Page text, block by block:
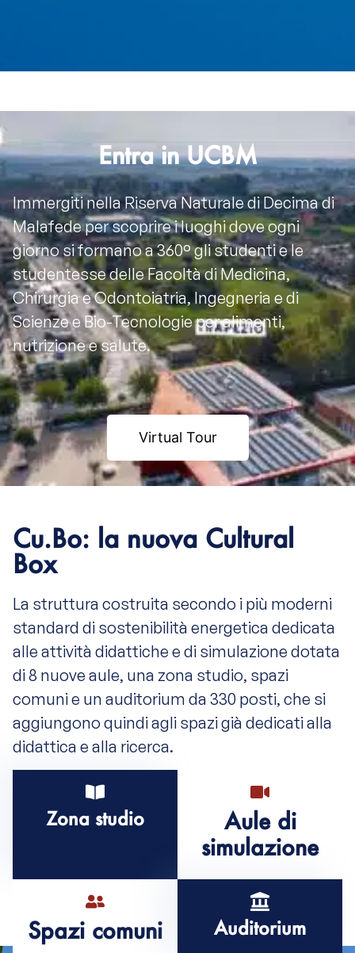
Entra in UCBM
Immergiti nella Riserva Naturale di Decima di
Malafede per scoprire i luoghi dove ogni
giorno si formano a 360° gli studenti e le
studentesse delle Facoltà di Medicina,
Chirurgia e Odontoiatria, Ingegneria e di
Scienze e Bio-Tecnologie per alimenti,
nutrizione e salute.
Virtual Tour
Zona studio
Aule di
simulazione
Spazi comuni Auditorium
Cu.Bo: la nuova Cultural
Box
La struttura costruita secondo i più moderni
standard di sostenibilità energetica dedicata
alle attività didattiche e di simulazione dotata
di 8 nuove aule, una zona studio, spazi
comuni e un auditorium da 330 posti, che si
aggiungono quindi agli spazi già dedicati alla
didattica e alla ricerca.